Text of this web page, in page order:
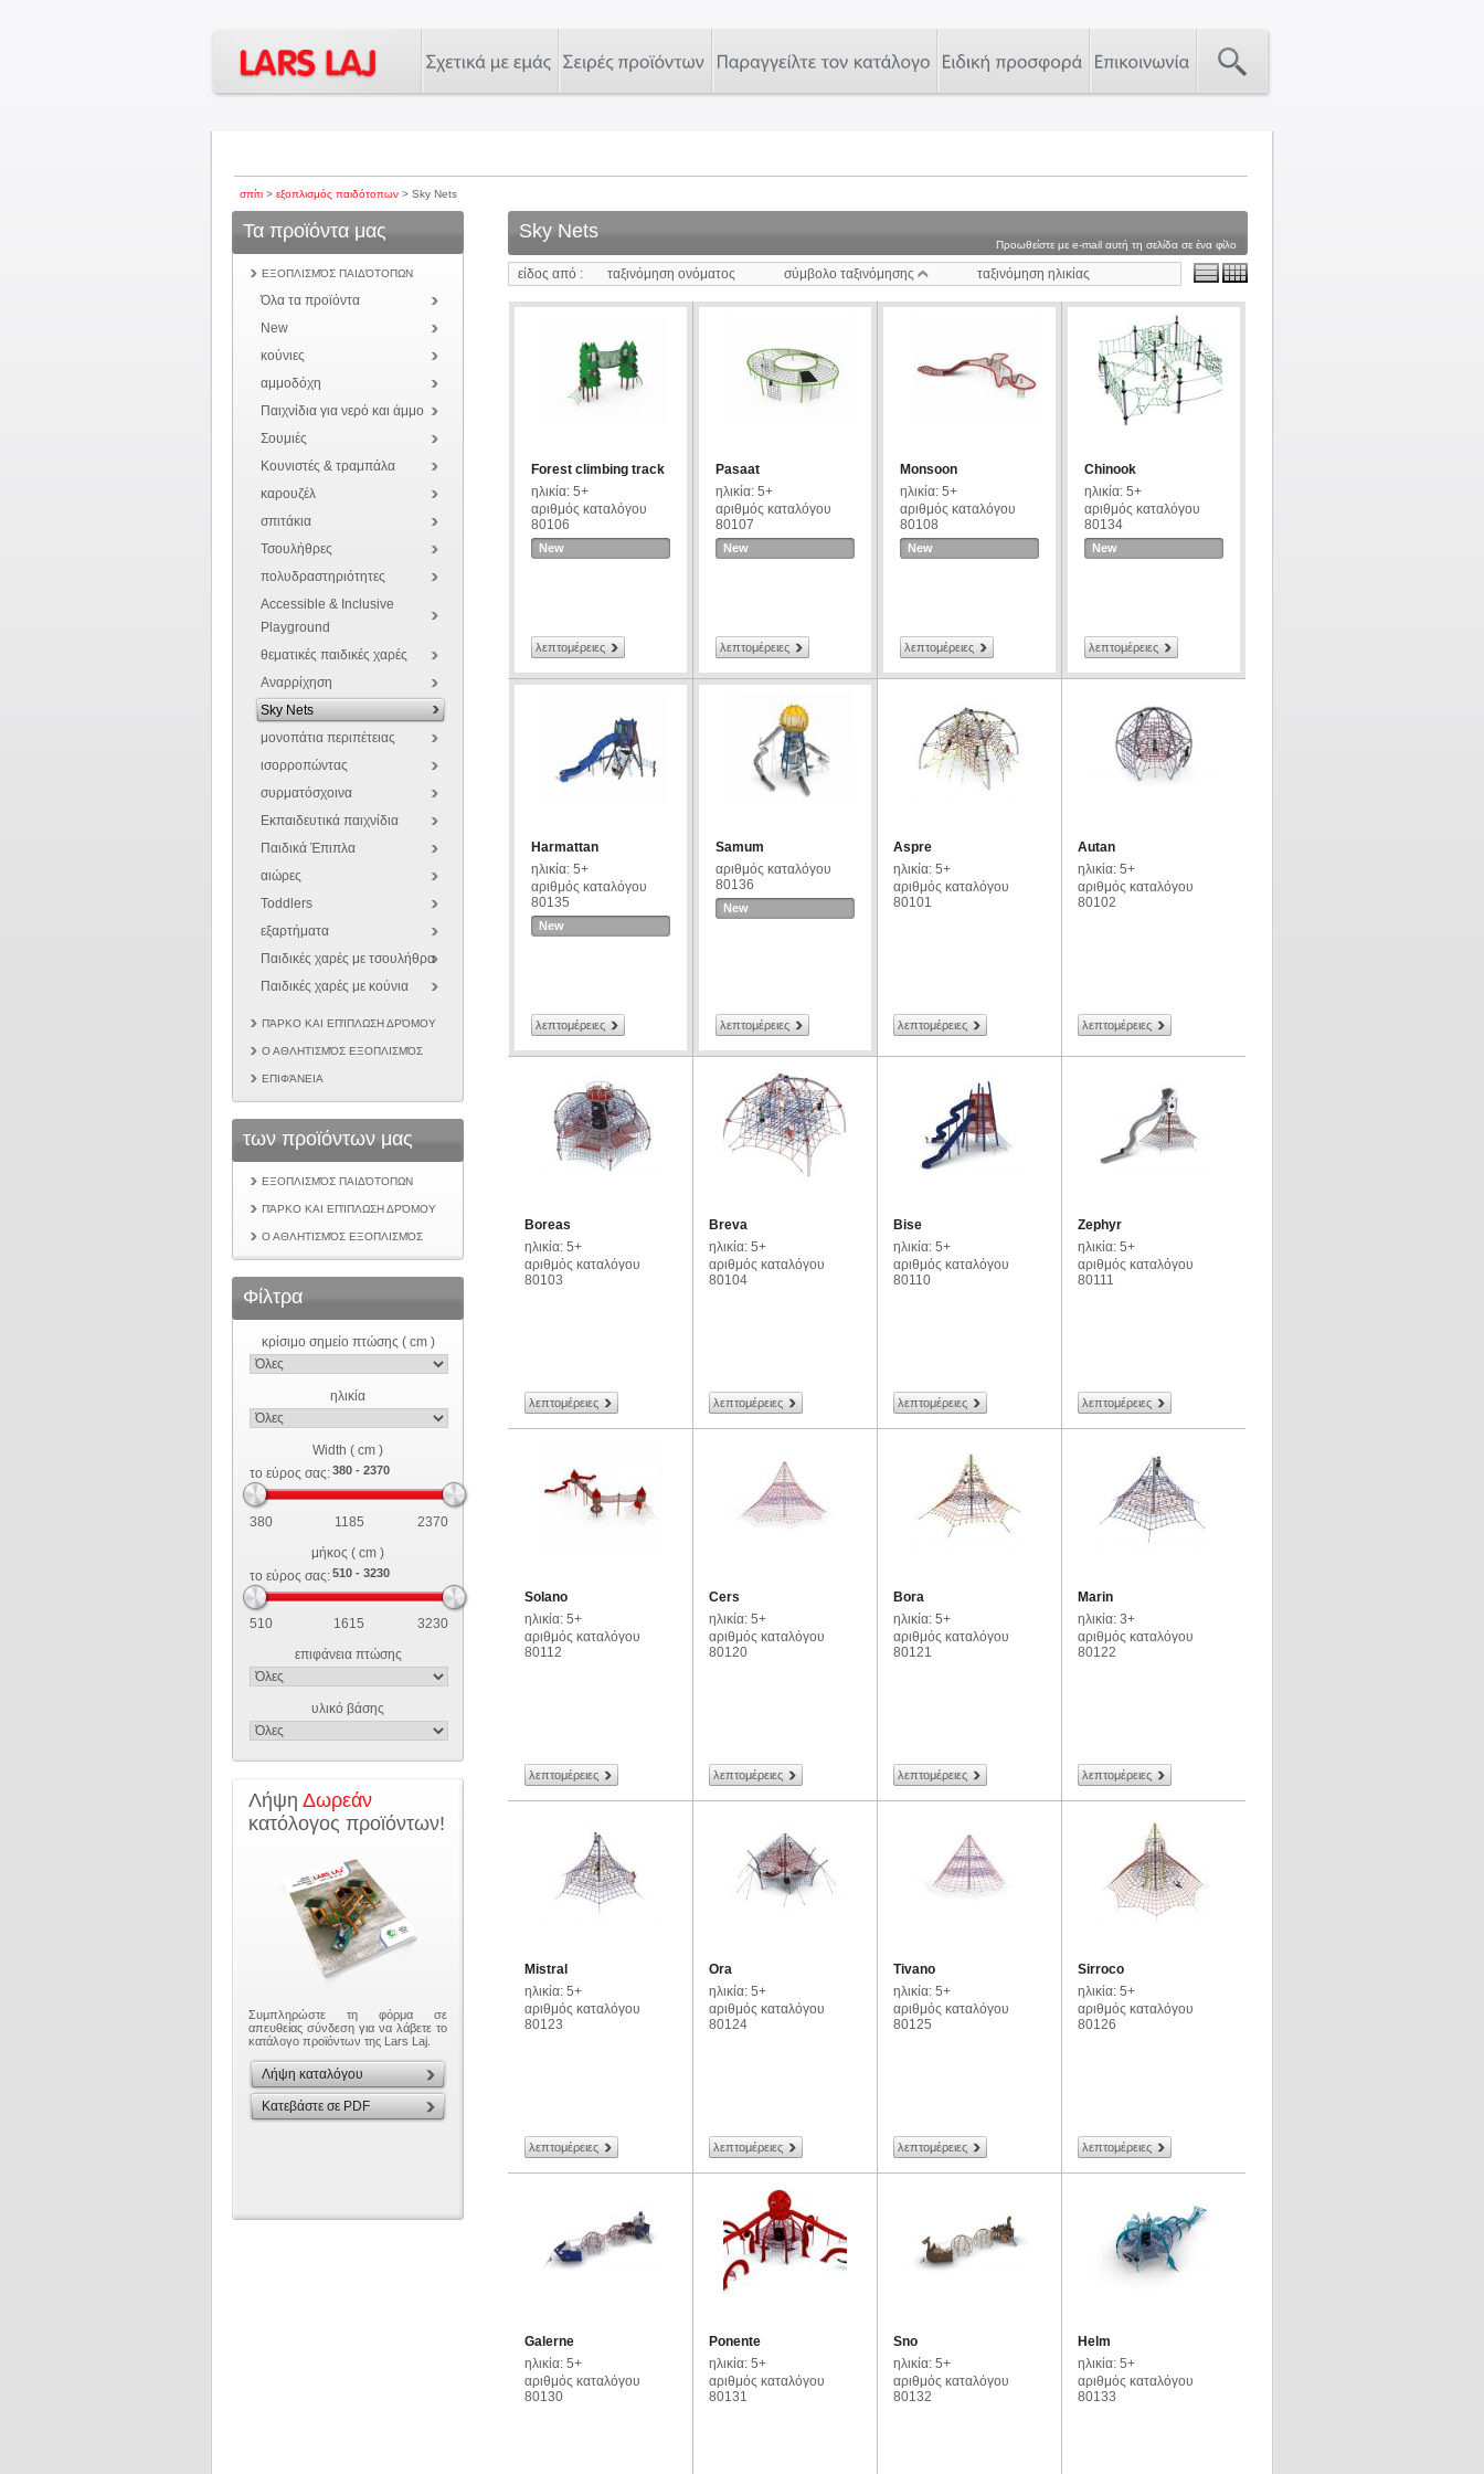
σπίτι > εξοπλισμός παιδότοπων > Sky Nets
Τα προϊόντα μας
ΕΞΟΠΛΙΣΜΌΣ ΠΑΙΔΌΤΟΠΩΝ
Όλα τα προϊόντα
New
κούνιες
αμμοδόχη
Παιχνίδια για νερό και άμμο
Σουμιές
Κουνιστές & τραμπάλα
καρουζέλ
σπιτάκια
Τσουλήθρες
πολυδραστηριότητες
Accessible & Inclusive
Playground
θεματικές παιδικές χαρές
Αναρρίχηση
Sky Nets
μονοπάτια περιπέτειας
ισορροπώντας
συρματόσχοινα
Εκπαιδευτικά παιχνίδια
Παιδικά Έπιπλα
αιώρες
Toddlers
εξαρτήματα
Παιδικές χαρές με τσουλήθρα
Παιδικές χαρές με κούνια
ΠΆΡΚΟ ΚΑΙ ΕΠΊΠΛΩΣΗ ΔΡΌΜΟΥ
Ο ΑΘΛΗΤΙΣΜΌΣ ΕΞΟΠΛΙΣΜΌΣ
ΕΠΙΦΆΝΕΙΑ
των προϊόντων μας
ΕΞΟΠΛΙΣΜΌΣ ΠΑΙΔΌΤΟΠΩΝ
ΠΆΡΚΟ ΚΑΙ ΕΠΊΠΛΩΣΗ ΔΡΌΜΟΥ
Ο ΑΘΛΗΤΙΣΜΌΣ ΕΞΟΠΛΙΣΜΌΣ
Φίλτρα
κρίσιμο σημείο πτώσης ( cm )
ηλικία
Width ( cm )
το εύρος σας:
380 1185
2370
μήκος ( cm )
το εύρος σας:
510 1615
3230
επιφάνεια πτώσης
υλικό βάσης
Λήψη Δωρεάν
κατόλογος προϊόντων!
Συμπληρώστε τη φόρμα σε
απευθείας σύνδεση για να λάβετε το
κατάλογο προϊόντων της Lars Laj.
Λήψη καταλόγου
Κατεβάστε σε PDF
Sky Nets
Προωθείστε με e-mail αυτή τη σελίδα σε ένα φίλο
είδος από : ταξινόμηση ονόματος σύμβολο ταξινόμησης ταξινόμηση ηλικίας
Forest climbing track
ηλικία: 5+
αριθμός καταλόγου
80106
New
λεπτομέρειες
Pasaat
ηλικία: 5+
αριθμός καταλόγου
80107
New
λεπτομέρειες
Monsoon
ηλικία: 5+
αριθμός καταλόγου
80108
New
λεπτομέρειες
Chinook
ηλικία: 5+
αριθμός καταλόγου
80134
New
λεπτομέρειες
Harmattan
ηλικία: 5+
αριθμός καταλόγου
80135
New
λεπτομέρειες
Samum
αριθμός καταλόγου
80136
New
λεπτομέρειες
Aspre
ηλικία: 5+
αριθμός καταλόγου
80101
λεπτομέρειες
Autan
ηλικία: 5+
αριθμός καταλόγου
80102
λεπτομέρειες
Boreas
ηλικία: 5+
αριθμός καταλόγου
80103
λεπτομέρειες
Breva
ηλικία: 5+
αριθμός καταλόγου
80104
λεπτομέρειες
Bise
ηλικία: 5+
αριθμός καταλόγου
80110
λεπτομέρειες
Zephyr
ηλικία: 5+
αριθμός καταλόγου
80111
λεπτομέρειες
Solano
ηλικία: 5+
αριθμός καταλόγου
80112
λεπτομέρειες
Cers
ηλικία: 5+
αριθμός καταλόγου
80120
λεπτομέρειες
Bora
ηλικία: 5+
αριθμός καταλόγου
80121
λεπτομέρειες
Marin
ηλικία: 3+
αριθμός καταλόγου
80122
λεπτομέρειες
Mistral
ηλικία: 5+
αριθμός καταλόγου
80123
λεπτομέρειες
Ora
ηλικία: 5+
αριθμός καταλόγου
80124
λεπτομέρειες
Tivano
ηλικία: 5+
αριθμός καταλόγου
80125
λεπτομέρειες
Sirroco
ηλικία: 5+
αριθμός καταλόγου
80126
λεπτομέρειες
Galerne
ηλικία: 5+
αριθμός καταλόγου
80130
Ponente
ηλικία: 5+
αριθμός καταλόγου
80131
Sno
ηλικία: 5+
αριθμός καταλόγου
80132
Helm
ηλικία: 5+
αριθμός καταλόγου
80133